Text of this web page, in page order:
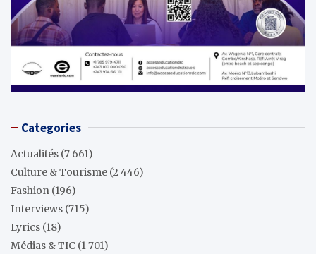
Categories
Actualités (7 661)
Culture & Tourisme (2 446)
Fashion (196)
Interviews (715)
Lyrics (18)
Médias & TIC (1 701)